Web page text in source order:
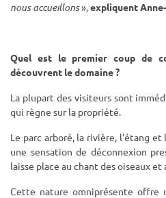
nous accueillons»,expliquent
Quel est le premier coup de
découvrent le domaine ?
La plupart des visiteurs sont
qui règne sur la propriété.
Le parc arboré, la rivière, l'étang
une sensation de déconnexion
laisse place au chant des oiseaux
Cette nature omniprésente offre